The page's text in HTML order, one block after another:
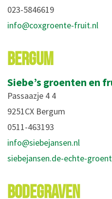
023-5846619
info@coxgroente-fruit.nl
BERGUM
Siebe’s groenten en
Passaazje 4 4
9251CX Bergum
0511-463193
info@siebejansen.nl
siebejansen.de-echte-
BODEGRAVEN